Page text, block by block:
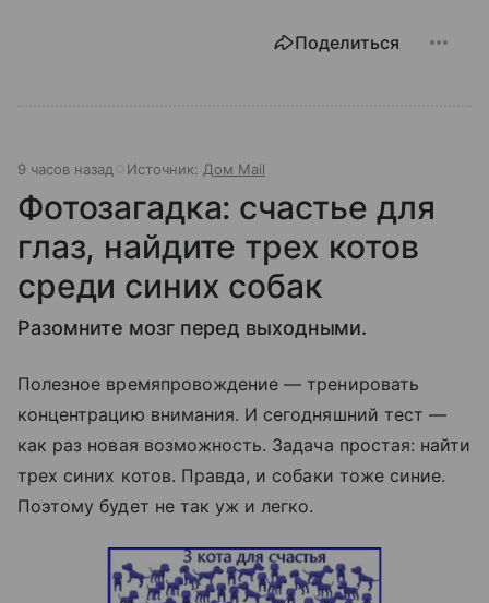
Поделиться
9 часов назад Источник: Дом Mail
Фотозагадка: счастье для
глаз, найдите трех котов
среди синих собак
Разомните мозг перед выходными.
Полезное времяпровождение — тренировать
концентрацию внимания. И сегодняшний тест —
как раз новая возможность. Задача простая: найти
трех синих котов. Правда, и собаки тоже синие.
Поэтому будет не так уж и легко.